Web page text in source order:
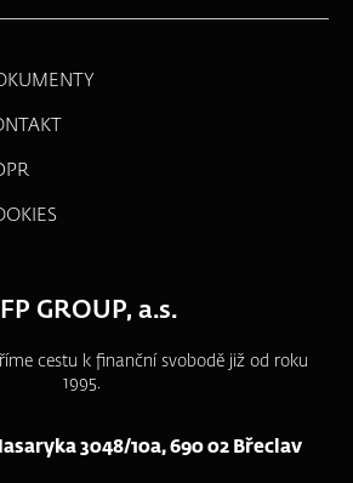
GROUP, a.s.
cestu k finanční svobodě již od roku
1995.
3048/10a, 690 02 Břeclav